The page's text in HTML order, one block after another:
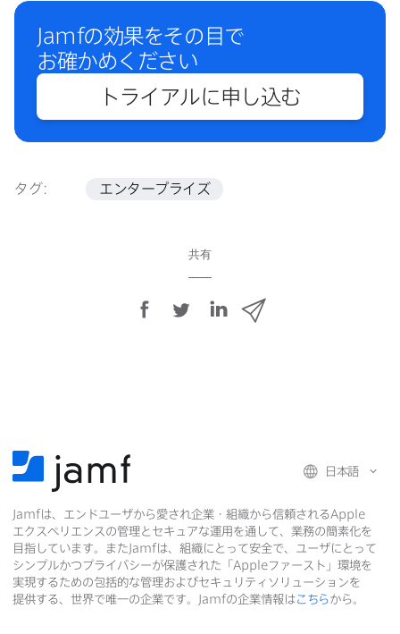
Jamfの​効果を​その目で​
お確かめください
トライアルに​申し込む
タグ: エンタープライズ
共有
共
有
有
共
有
日本語
Jamfは、​エンドユーザから​愛され企業・組織から​信頼されるApple
エクスペリエンスの​管理と​セキュアな​運用を​通して、​業務の​簡素化を​
目指しています。​また Jamfは、​組織に​とって​安全で、​ユーザに​とって​
シンプルかつプライバシーが​保護された​「 Appleファースト」環境を​
実現する​ための​包括的な​管理および​セキュリティソリューションを​
提供する、​世界で​唯一の​企業です。
Jamfの​企業情報はこちらから。